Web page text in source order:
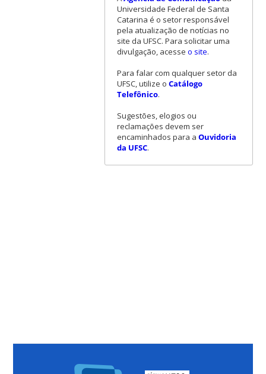
Universidade Federal de Santa
Catarina é o setor responsável
pela atualização de notícias no
site da UFSC. Para solicitar uma
divulgação, acesse o site.
Para falar com qualquer setor da
UFSC, utilize o Catálogo
Telefônico.
Sugestões, elogios ou
reclamações devem ser
encaminhados para a Ouvidoria
da UFSC.